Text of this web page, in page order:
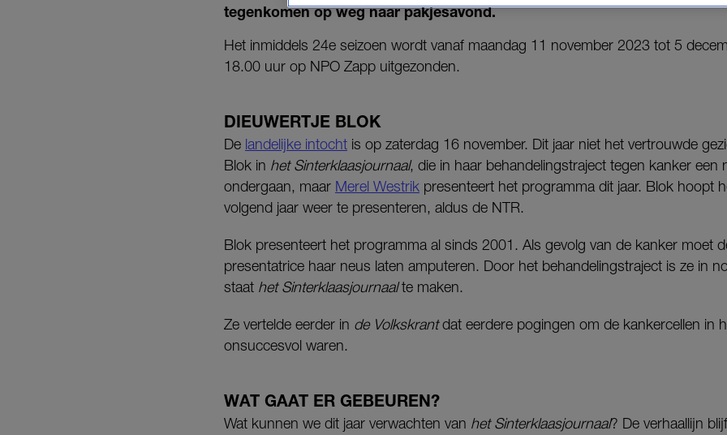
tegenkomen op weg naar pakjesavond.
Het inmiddels 24e seizoen wordt vanaf maandag 11 november 2023 tot 5
18.00 uur op NPO Zapp uitgezonden.
DIEUWERTJE BLOK
De landelijke intocht is op zaterdag 16 november. Dit jaar niet het vertrouwde
Blok in het Sinterklaasjournaal, die in haar behandelingstraject tegen kanker een
ondergaan, maar Merel Westrik presenteert het programma dit jaar. Blok hoopt
volgend jaar weer te presenteren, aldus de NTR.
Blok presenteert het programma al sinds 2001. Als gevolg van de kanker moet
presentatrice haar neus laten amputeren. Door het behandelingstraject is ze in
staat het Sinterklaasjournaalte maken.
Ze vertelde eerder in de Volkskrantdat eerdere pogingen om de kankercellen in
onsuccesvol waren.
WAT GAAT ER GEBEUREN?
Wat kunnen we dit jaar verwachten van het Sinterklaasjournaal? De verhaallijn